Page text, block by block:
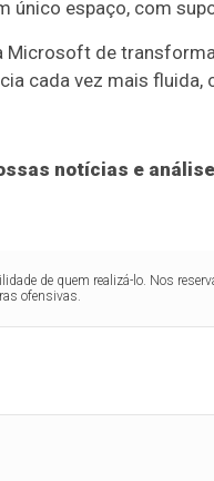
único espaço, com
Microsoft de
cada vez mais fluida,
notícias e
de quem realizá-lo. Nos
ofensivas.